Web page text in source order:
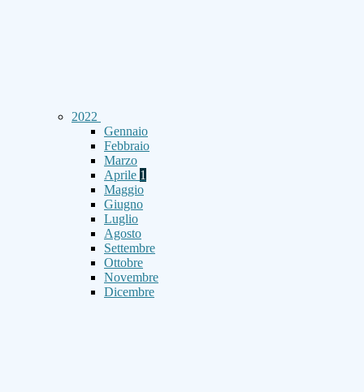
2022
Gennaio
Febbraio
Marzo
Aprile 1
Maggio
Giugno
Luglio
Agosto
Settembre
Ottobre
Novembre
Dicembre